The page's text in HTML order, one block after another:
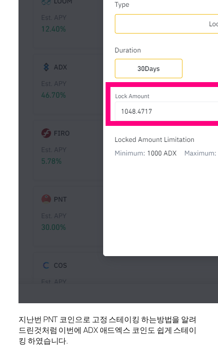
지난번 PNT 코인으로 고정 스테이킹 하는방법을 알려
드린것처럼 이번에 ADX 애드엑스 코인도 쉽게 스테이
킹 하였습니다.